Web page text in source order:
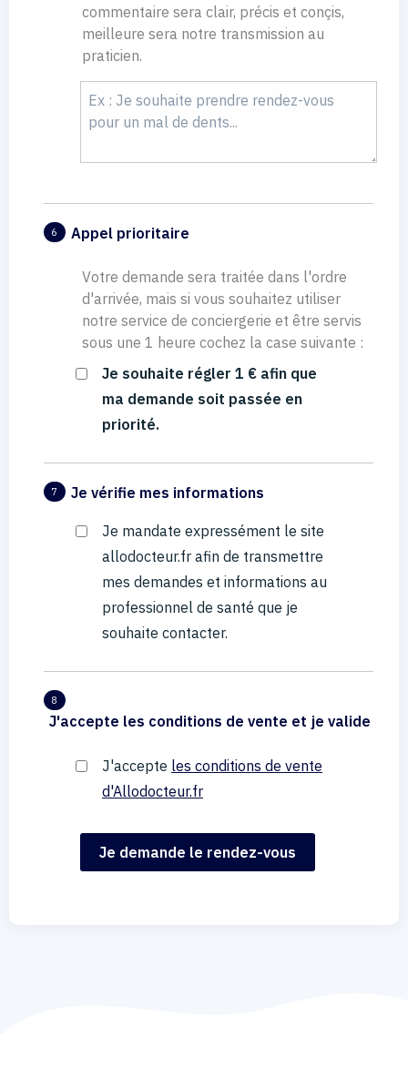
commentaire sera clair, précis et conçis,
meilleure sera notre transmission au
praticien.
6 Appel prioritaire
Votre demande sera traitée dans l'ordre
d'arrivée, mais si vous souhaitez utiliser
notre service de conciergerie et être servis
sous une 1 heure cochez la case suivante :
Je souhaite régler 1 € afin que
ma demande soit passée en
priorité.
7 Je vérifie mes informations
Je mandate expressément le site
allodocteur.fr afin de transmettre
mes demandes et informations au
professionnel de santé que je
souhaite contacter.
8
J'accepte les conditions de vente et je valide
J'accepte les conditions de vente
d'Allodocteur.fr